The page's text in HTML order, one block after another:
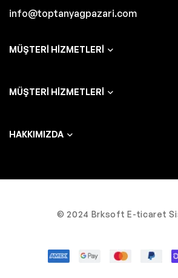
info@toptanyagpazari.com
MÜŞTERI HIZMETLERI
MÜŞTERI HIZMETLERI
HAKKIMIZDA
© 2024 Brksoft E-ticaret